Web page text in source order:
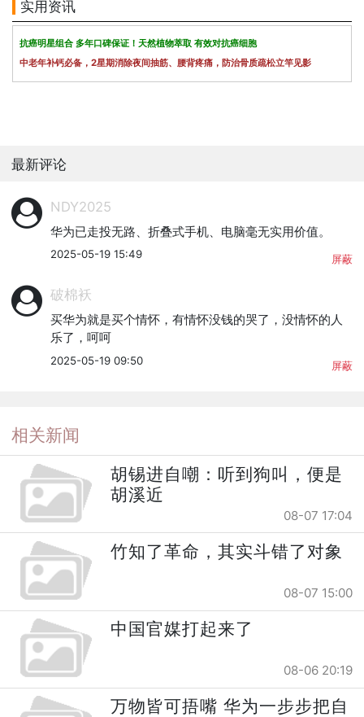
实用资讯
抗癌明星组合 多年口碑保证！天然植物萃取 有效对抗癌细胞
中老年补钙必备，2星期消除夜间抽筋、腰背疼痛，防治骨质疏松立竿见影
最新评论
NDY2025
华为已走投无路、折叠式手机、电脑毫无实用价值。
2025-05-19 15:49 屏蔽
破棉袄
买华为就是买个情怀，有情怀没钱的哭了，没情怀的人
乐了，呵呵
2025-05-19 09:50 屏蔽
相关新闻
胡锡进自嘲：听到狗叫，便是
胡溪近
08-07 17:04
竹知了革命，其实斗错了对象
08-07 15:00
中国官媒打起来了
08-06 20:19
万物皆可捂嘴 华为一步步把自